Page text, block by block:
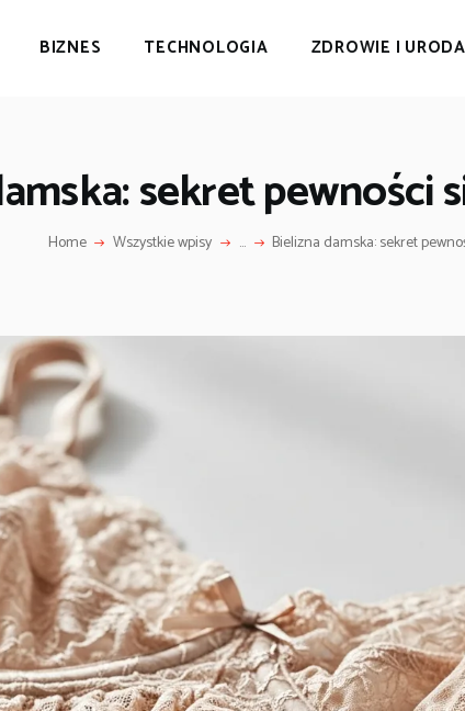
BIZNES TECHNOLOGIA ZDROWIE I URODA
sekret pewności
Home Wszystkie wpisy ... Bielizna damska: sekret